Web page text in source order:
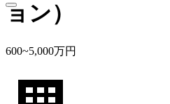
ョン）
600~5,000万円